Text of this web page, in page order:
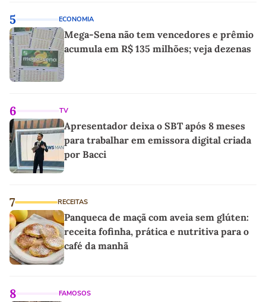
5 ECONOMIA
Mega-Sena não tem vencedores e prêmio
acumula em R$ 135 milhões; veja dezenas
6 TV
Apresentador deixa o SBT após 8 meses
para trabalhar em emissora digital criada
por Bacci
7 RECEITAS
Panqueca de maçã com aveia sem glúten:
receita fofinha, prática e nutritiva para o
café da manhã
8 FAMOSOS